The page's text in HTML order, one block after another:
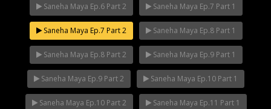
Saneha Maya Ep.6 Part 2 Saneha Maya Ep.7 Part 1
Saneha Maya Ep.7 Part 2 Saneha Maya Ep.8 Part 1
Saneha Maya Ep.8 Part 2 Saneha Maya Ep.9 Part 1
Saneha Maya Ep.9 Part 2 Saneha Maya Ep.10 Part 1
Saneha Maya Ep.10 Part 2 Saneha Maya Ep.11 Part 1